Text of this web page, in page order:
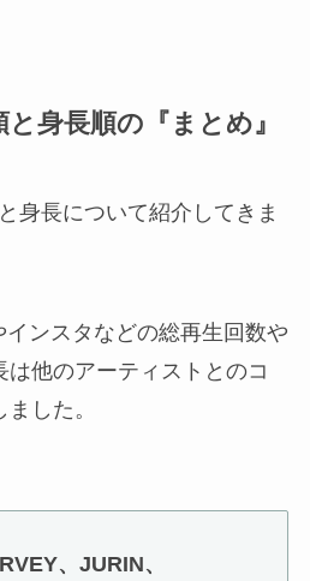
身長順の『まとめ』
身長について紹介してきま
インスタなどの総再生回数や
他のアーティストとのコ
した。
、JURIN、